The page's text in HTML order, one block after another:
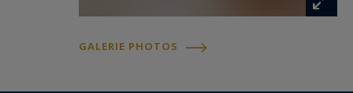
rangement avec accès par un escalier extérieur
rez-de-jardin, une cuisine d’été/buanderie avec
GALERIE PHOTOS